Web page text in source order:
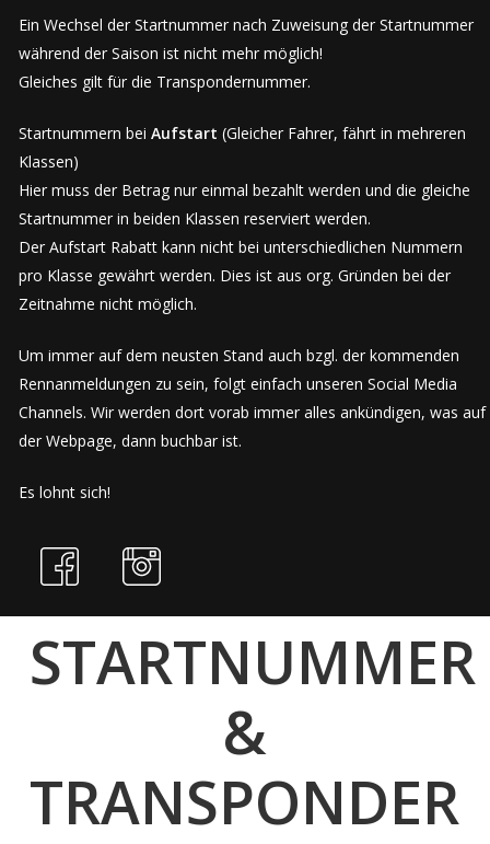
Ein Wechsel der Startnummer nach Zuweisung der Startnummer
während der Saison ist nicht mehr möglich!
Gleiches gilt für die Transpondernummer.
Startnummern bei Aufstart (Gleicher Fahrer, fährt in mehreren
Klassen)
Hier muss der Betrag nur einmal bezahlt werden und die gleiche
Startnummer in beiden Klassen reserviert werden.
Der Aufstart Rabatt kann nicht bei unterschiedlichen Nummern
pro Klasse gewährt werden. Dies ist aus org. Gründen bei der
Zeitnahme nicht möglich.
Um immer auf dem neusten Stand auch bzgl. der kommenden
Rennanmeldungen zu sein, folgt einfach unseren Social Media
Channels. Wir werden dort vorab immer alles ankündigen, was auf
der Webpage, dann buchbar ist.
Es lohnt sich!
STARTNUMMER
&
TRANSPONDER